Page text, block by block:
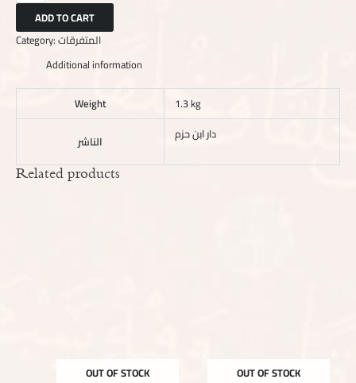
ADD TO CART
Category:المتفرقات
Additional information
Weight
1.3 kg
الناشر
دار ابن حزم
Related products
OUT OF STOCK OUT OF STOCK